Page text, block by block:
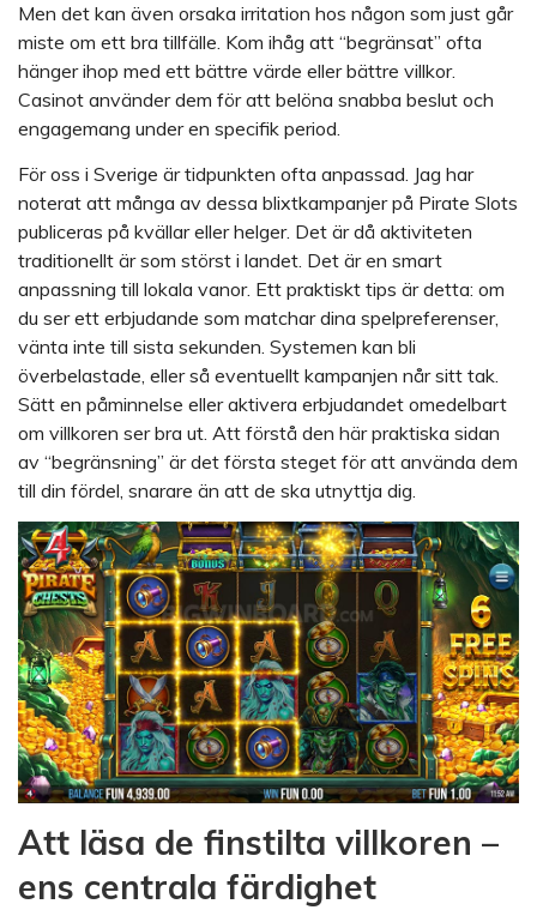
Men det kan även orsaka irritation hos någon som just går
miste om ett bra tillfälle. Kom ihåg att “begränsat” ofta
hänger ihop med ett bättre värde eller bättre villkor.
Casinot använder dem för att belöna snabba beslut och
engagemang under en specifik period.
För oss i Sverige är tidpunkten ofta anpassad. Jag har
noterat att många av dessa blixtkampanjer på Pirate Slots
publiceras på kvällar eller helger. Det är då aktiviteten
traditionellt är som störst i landet. Det är en smart
anpassning till lokala vanor. Ett praktiskt tips är detta: om
du ser ett erbjudande som matchar dina spelpreferenser,
vänta inte till sista sekunden. Systemen kan bli
överbelastade, eller så eventuellt kampanjen når sitt tak.
Sätt en påminnelse eller aktivera erbjudandet omedelbart
om villkoren ser bra ut. Att förstå den här praktiska sidan
av “begränsning” är det första steget för att använda dem
till din fördel, snarare än att de ska utnyttja dig.
Att läsa de finstilta villkoren –
ens centrala färdighet